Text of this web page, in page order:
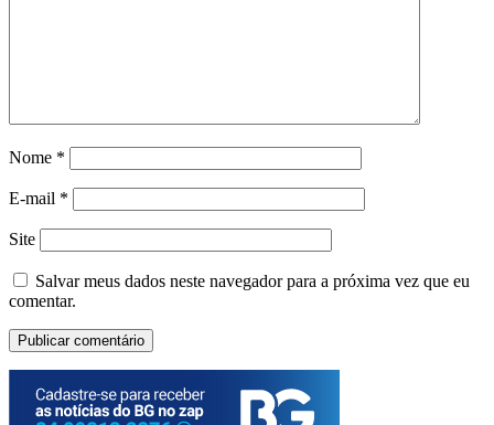
Nome *
E-mail *
Site
Salvar meus dados neste navegador para a próxima vez que eu
comentar.